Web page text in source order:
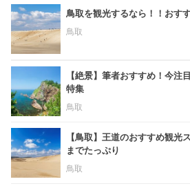
鳥取を観光するなら！！おす
鳥取
【絶景】筆者おすすめ！今注
特集
鳥取
【鳥取】王道のおすすめ観光
までたっぷり
鳥取